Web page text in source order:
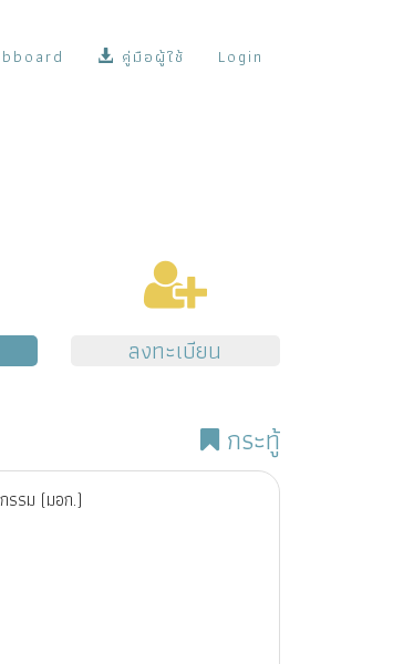
คู่มือผู้ใช้ Login
ลงทะเบียน
กระทู้
รม (มอก.)